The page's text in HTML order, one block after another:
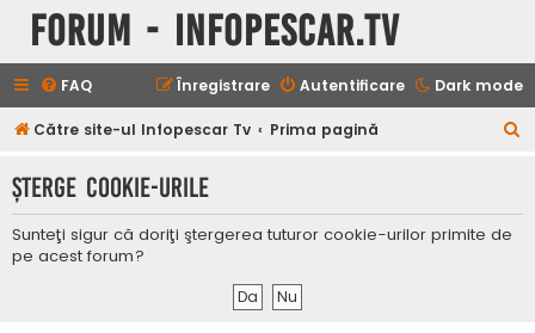
Forum - InfoPescar.Tv
Dark mode
FAQ Autentificare
Înregistrare
Către site-ul Infopescar Tv Prima pagină
t
Şterge cookie-urile
Sunteţi sigur că doriţi ştergerea tuturor cookie-urilor primite de
pe acest forum?